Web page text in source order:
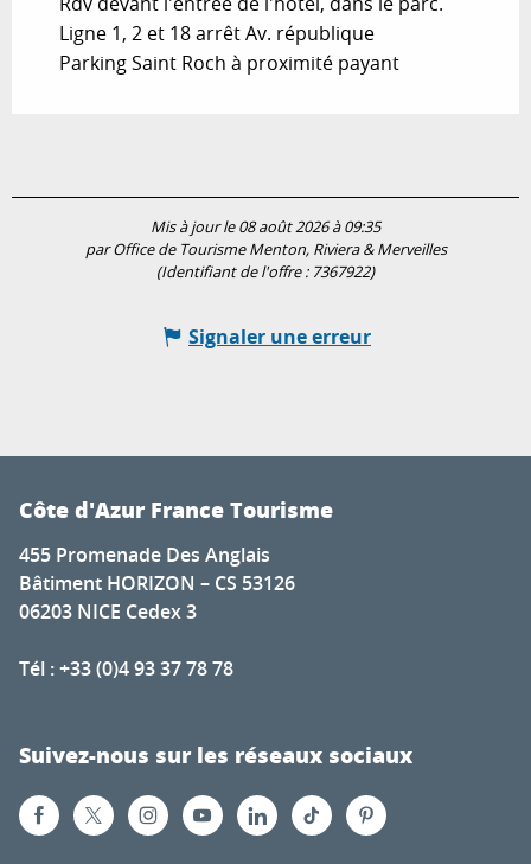
Ligne 1, 2 et 18 arrêt Av. république
Parking Saint Roch à proximité payant
Mis à jour le 08 août 2026 à 09:35
par Office de Tourisme Menton, Riviera & Merveilles
(Identifiant de l'offre : 7367922)
Signaler une erreur
Côte d'Azur France Tourisme
455 Promenade Des Anglais
Bâtiment HORIZON – CS 53126
06203 NICE Cedex 3
Tél : +33 (0)4 93 37 78 78
Suivez-nous sur les réseaux sociaux